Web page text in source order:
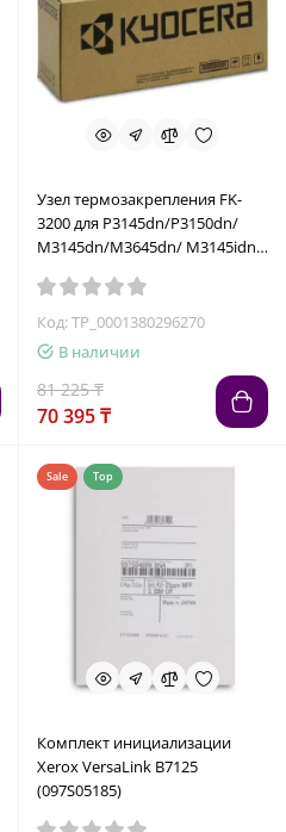
Узел термозакрепления FK-
3200 для P3145dn/P3150dn/
M3145dn/M3645dn/ M3145idn
Код: TP_0001380296270
В наличии
81 225 ₸
70 395 ₸
Sale Top
Комплект инициализации
Xerox VersaLink B7125
(097S05185)